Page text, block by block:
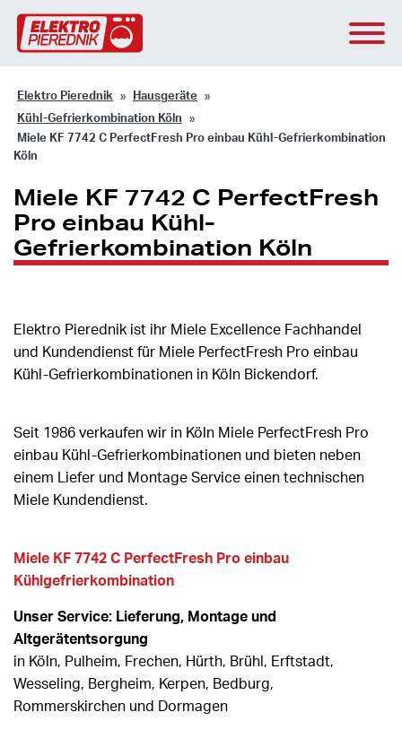
Elektro Pierednik Hausgeräte
Kühl-Gefrierkombination Köln
Miele KF 7742 C PerfectFresh Pro einbau Kühl-Gefrierkombination
Köln
Miele KF 7742 C PerfectFresh
Pro einbau Kühl-
Gefrierkombination Köln
Elektro Pierednik ist ihr Miele Excellence Fachhandel
und Kundendienst für Miele PerfectFresh Pro einbau
Kühl-Gefrierkombinationen in Köln Bickendorf.
Seit 1986 verkaufen wir in Köln Miele PerfectFresh Pro
einbau Kühl-Gefrierkombinationen und bieten neben
einem Liefer und Montage Service einen technischen
Miele Kundendienst.
Miele KF 7742 C PerfectFresh Pro einbau
Kühlgefrierkombination
Unser Service: Lieferung, Montage und
Altgerätentsorgung
in Köln, Pulheim, Frechen, Hürth, Brühl, Erftstadt,
Wesseling, Bergheim, Kerpen, Bedburg,
Rommerskirchen und Dormagen